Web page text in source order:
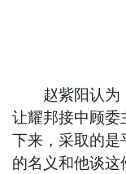
赵紫阳认为，
让耀邦接中顾委
下来，采取的
的名义和他谈